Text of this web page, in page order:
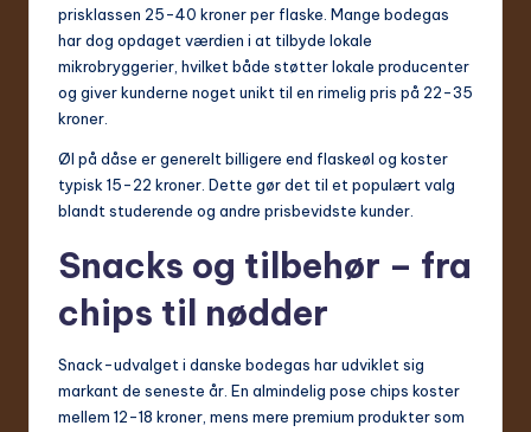
prisklassen 25-40 kroner per flaske. Mange bodegas
har dog opdaget værdien i at tilbyde lokale
mikrobryggerier, hvilket både støtter lokale producenter
og giver kunderne noget unikt til en rimelig pris på 22-35
kroner.
Øl på dåse er generelt billigere end flaskeøl og koster
typisk 15-22 kroner. Dette gør det til et populært valg
blandt studerende og andre prisbevidste kunder.
Snacks og tilbehør – fra
chips til nødder
Snack-udvalget i danske bodegas har udviklet sig
markant de seneste år. En almindelig pose chips koster
mellem 12-18 kroner, mens mere premium produkter som